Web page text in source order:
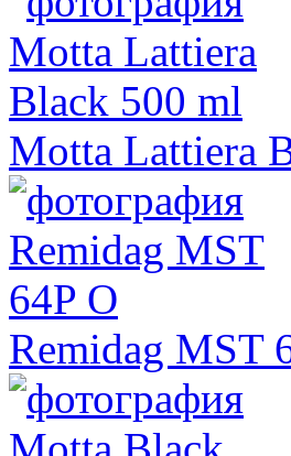
Motta Lattiera
Remidag MST